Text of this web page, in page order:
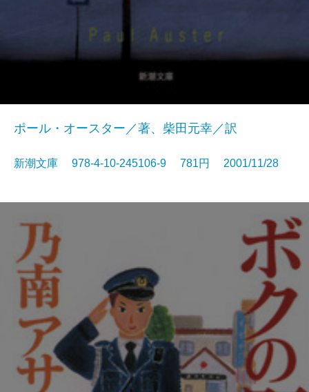
ポール・オースター／著、柴田元幸／訳
新潮文庫 978-4-10-245106-9 781円 2001/11/28